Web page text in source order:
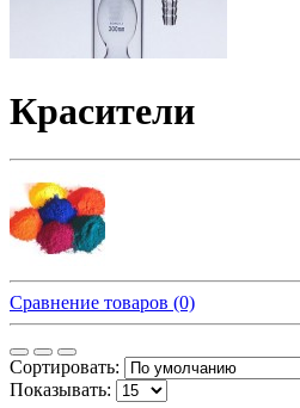
Красители
Сравнение товаров (0)
Сортировать:
Показывать: